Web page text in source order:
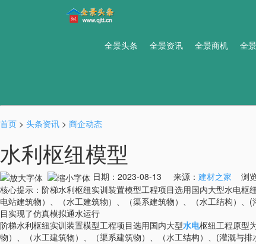
全景头条 全景资讯 全景商机 全
首页 > 头条资讯 > 商企动态
水利枢纽模型
日期：2023-08-13 来源： 建材之家 浏
核心提示：阶梯水利枢纽实训装置模型工程项目选用国内大型水电
电站建筑物）、（水工建筑物）、（渠系建筑物）、（水工结构）
目实现了仿真模拟通水运行
阶梯水利枢纽实训装置模型工程项目选用国内大型水电枢纽工程原型
物）、（水工建筑物）、（渠系建筑物）、（水工结构）、(灌溉与